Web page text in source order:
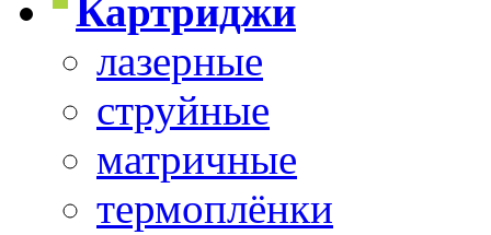
Картриджи
лазерные
струйные
матричные
термоплёнки